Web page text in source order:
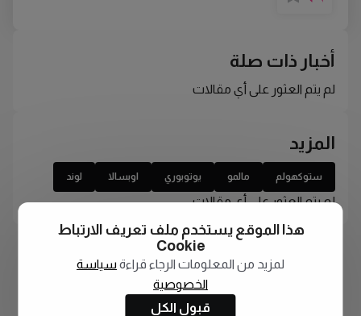
أخبار ذات صلة
لم يتم العثور على أي مقالات
المزيد
ستوكهولم مالمو يوتوبوري اوبسالا لوند
لم يتم العثور على أي مقالات
هذا الموقع يستخدم ملف تعريف الارتباط
Cookie
لمزيد من المعلومات الرجاء قراءة سياسة
الخصوصية
قبول الكل